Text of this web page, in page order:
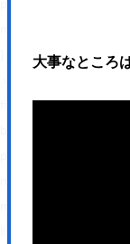
大事なところ
float: right !important;